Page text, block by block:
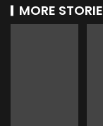
MORE